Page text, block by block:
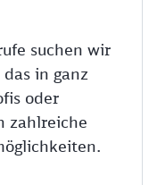
suchen wir
in ganz
oder
zahlreiche